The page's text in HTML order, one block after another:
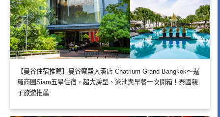
【曼谷住宿推薦】曼谷察殿大酒店 Chatrium Grand Bangkok～暹
羅商圈Siam五星住宿，超大房型、泳池與早餐一次開箱！泰國親
子旅遊推薦